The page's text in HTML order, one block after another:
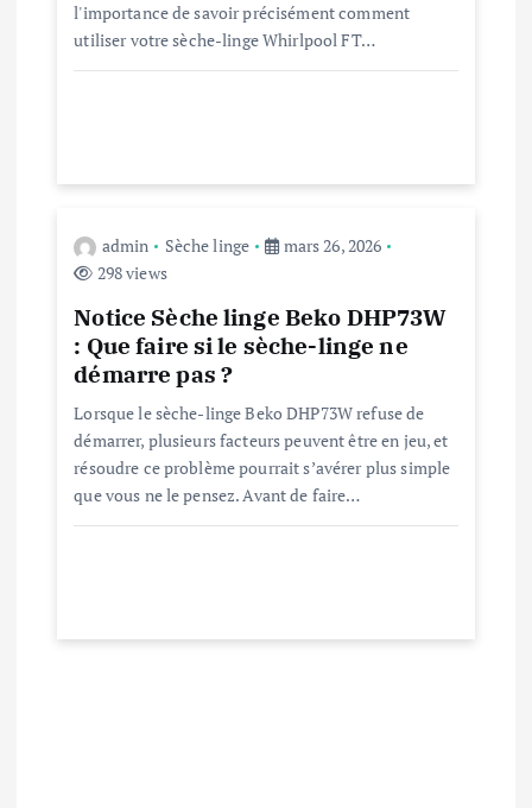
l'importance de savoir précisément comment
utiliser votre sèche-linge Whirlpool FT…
admin Sèche linge
mars 26, 2026
298 views
Notice Sèche linge Beko DHP73W
: Que faire si le sèche-linge ne
démarre pas ?
Lorsque le sèche-linge Beko DHP73W refuse de
démarrer, plusieurs facteurs peuvent être en jeu, et
résoudre ce problème pourrait s’avérer plus simple
que vous ne le pensez. Avant de faire…